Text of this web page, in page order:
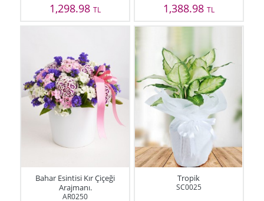
1,298.98TL 1,388.98 TL
Bahar Esintisi Kır Çiçeği
Arajmanı.
AR0250
Tropik
SC0025